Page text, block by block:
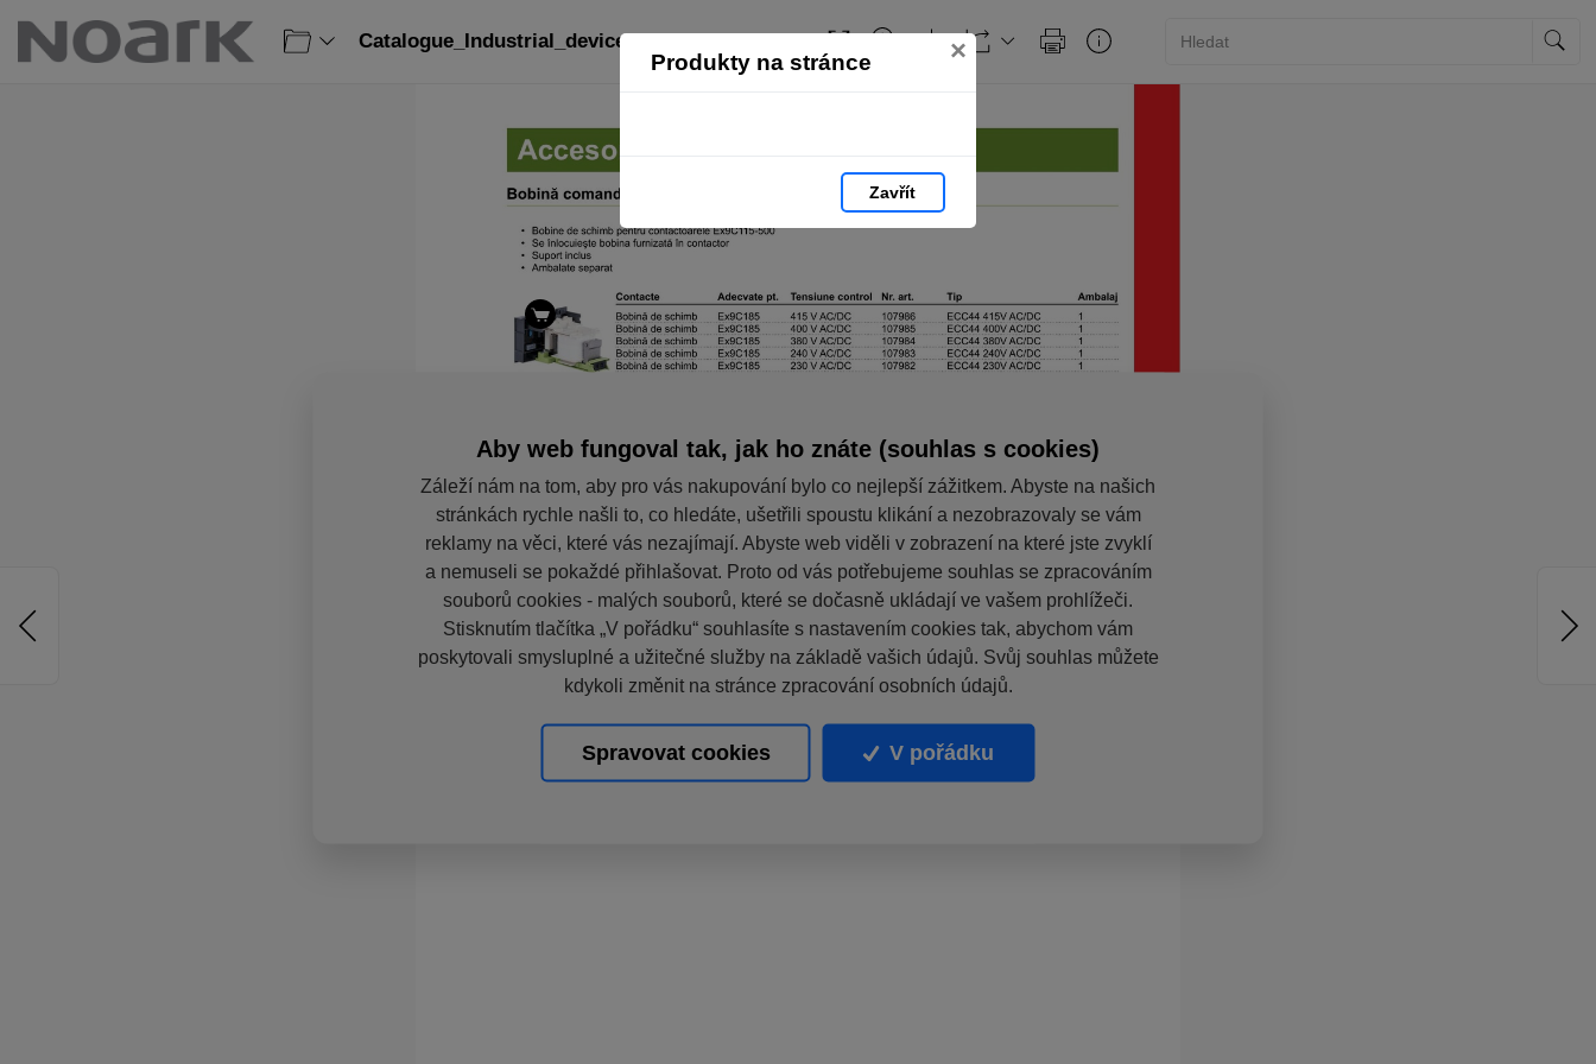
Produkty na stránce ×
Zavřít
Catalogue_Industrial_devices_RO: strana 109
Aby web fungoval tak, jak ho znáte (souhlas s cookies)
Záleží nám na tom, aby pro vás nakupování bylo co nejlepší zážitkem. Abyste na našich
stránkách rychle našli to, co hledáte, ušetřili spoustu klikání a nezobrazovaly se vám
reklamy na věci, které vás nezajímají. Abyste web viděli v zobrazení na které jste zvyklí
a nemuseli se pokaždé přihlašovat. Proto od vás potřebujeme souhlas se zpracováním
souborů cookies - malých souborů, které se dočasně ukládají ve vašem prohlížeči.
Stisknutím tlačítka „V pořádku“ souhlasíte s nastavením cookies tak, abychom vám
poskytovali smysluplné a užitečné služby na základě vašich údajů. Svůj souhlas můžete
kdykoli změnit na stránce zpracování osobních údajů.
Spravovat cookies V pořádku